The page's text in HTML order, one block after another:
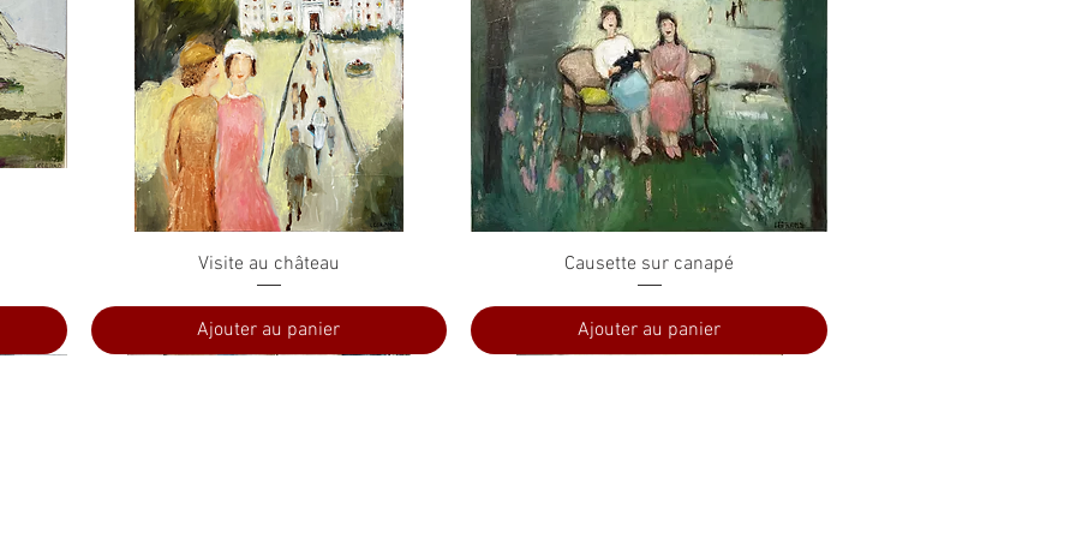
Aperçu rapide
Visite au château
Ajouter au panier
Aperçu rapide
Causette sur canapé
Ajouter au panier